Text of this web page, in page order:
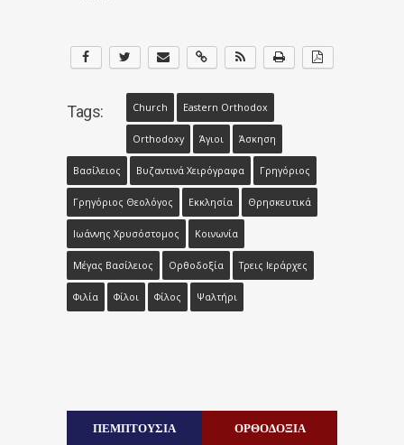
Tags: Church Eastern Orthodox
Orthodoxy Άγιοι Άσκηση
Βασίλειος Βυζαντινά Χειρόγραφα Γρηγόριος
Γρηγόριος Θεολόγος Εκκλησία Θρησκευτικά
Ιωάννης Χρυσόστομος Κοινωνία
Μέγας Βασίλειος Ορθοδοξία Τρεις Ιεράρχες
Φιλία Φίλοι Φίλος Ψαλτήρι
ΠΕΜΠΤΟΥΣΙΑ ΟΡΘΟΔΟΞΙΑ